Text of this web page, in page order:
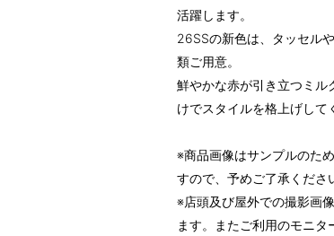
活躍します。
26SSの新色は、タッセル
類ご用意。
鮮やかな赤が引き立つミル
けでスタイルを格上げして
※商品画像はサンプルのた
すので、予めご了承くださ
※店頭及び屋外での撮影画
ます。またご利用のモニタ